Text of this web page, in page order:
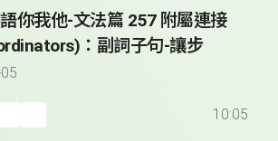
你我他-文法篇 257 附屬連接
：副詞子句-讓步
10:05